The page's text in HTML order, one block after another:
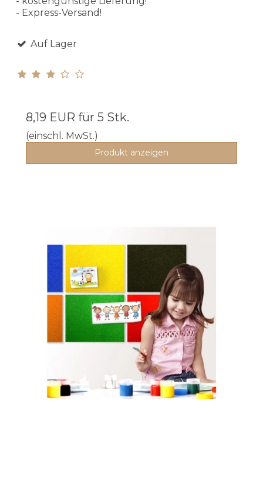
- Express-Versand!
Auf Lager
8,19 EUR für 5 Stk.
(einschl. MwSt.)
Produkt anzeigen